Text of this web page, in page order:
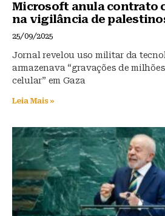
Microsoft anula contrato
na vigilância de
25/09/2025
Jornal revelou uso militar da
armazenava “gravações de
celular” em Gaza
Leia Mais »